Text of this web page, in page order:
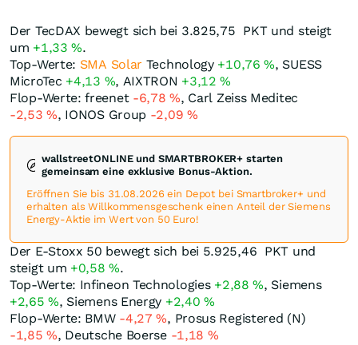
Der TecDAX bewegt sich bei 3.825,75 PKTund steigt
um +1,33%.
Top-Werte: SMA Solar Technology +10,76%, SUESS
MicroTec +4,13 %, AIXTRON +3,12%
Flop-Werte: freenet -6,78%, Carl Zeiss Meditec
-2,53%, IONOS Group -2,09 %
wallstreetONLINE und SMARTBROKER+ starten
gemeinsam eine exklusive Bonus-Aktion.
Eröffnen Sie bis 31.08.2026 ein Depot bei Smartbroker+ und
erhalten als Willkommensgeschenk einen Anteil der Siemens
Energy-Aktie im Wert von 50 Euro!
Der E-Stoxx 50 bewegt sich bei 5.925,46 PKT und
steigt um +0,58%.
Top-Werte: Infineon Technologies +2,88%, Siemens
+2,65%, Siemens Energy +2,40%
Flop-Werte: BMW -4,27%, Prosus Registered (N)
-1,85%, Deutsche Boerse -1,18 %